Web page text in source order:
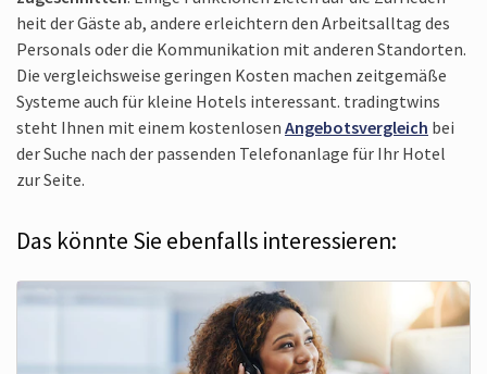
heit der Gäste ab, andere erleichtern den Arbeits­alltag des
Personals oder die Kommunikation mit anderen Standorten.
Die vergleichs­weise geringen Kosten machen zeit­gemäße
Systeme auch für kleine Hotels interessant. trading­twins
steht Ihnen mit einem kosten­losen Angebots­vergleich bei
der Suche nach der passenden Telefon­anlage für Ihr Hotel
zur Seite.
Das könnte Sie ebenfalls interessieren: